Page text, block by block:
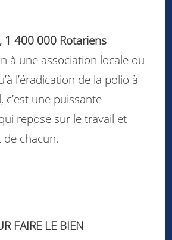
1 400 000 Rotariens
à une association locale ou
l’éradication de la polio à
c’est une puissante
repose sur le travail et
de chacun.
FAIRE LE BIEN